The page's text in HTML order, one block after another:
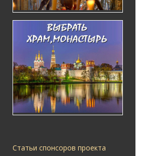
Статьи спонсоров проекта